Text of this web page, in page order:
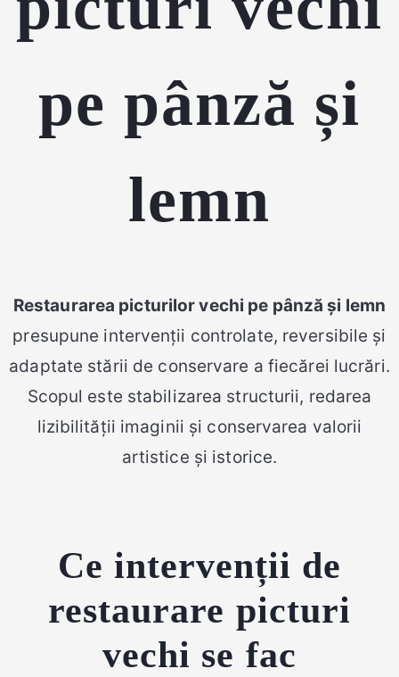
pe pânză și
lemn
Restaurarea picturilor vechi pe pânză și lemn
presupune intervenții controlate, reversibile și
adaptate stării de conservare a fiecărei lucrări.
Scopul este stabilizarea structurii, redarea
lizibilității imaginii și conservarea valorii
artistice și istorice.
Ce intervenții de
restaurare picturi
vechi se fac